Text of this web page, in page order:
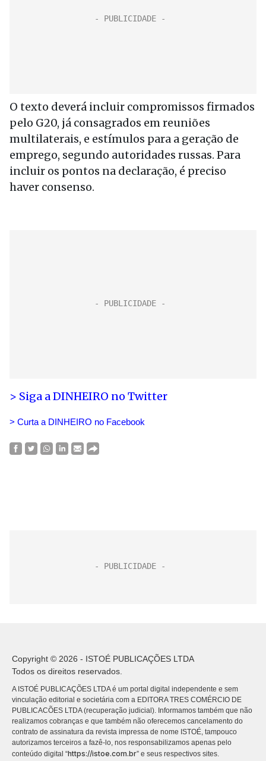
O texto deverá incluir compromissos firmados
pelo G20, já consagrados em reuniões
multilaterais, e estímulos para a geração de
emprego, segundo autoridades russas. Para
incluir os pontos na declaração, é preciso
haver consenso.
> Siga a DINHEIRO no Twitter
> Curta a DINHEIRO no Facebook
Copyright © 2026 - ISTOÉ PUBLICAÇÕES LTDA
Todos os direitos reservados.
A ISTOÉ PUBLICAÇÕES LTDA é um portal digital independente e sem
vinculação editorial e societária com a EDITORA TRES COMÉRCIO DE
PUBLICACÕES LTDA (recuperação judicial). Informamos também que não
realizamos cobranças e que também não oferecemos cancelamento do
contrato de assinatura da revista impressa de nome ISTOÉ, tampouco
autorizamos terceiros a fazê-lo, nos responsabilizamos apenas pelo
conteúdo digital “https://istoe.com.br” e seus respectivos sites.